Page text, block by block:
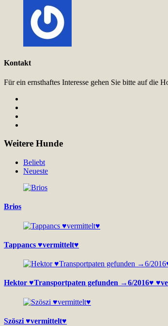
Kontakt
Für ein ernsthaftes Interesse gehen Sie bitte auf die
Weitere Hunde
Beliebt
Neueste
Brios
Tappancs ♥vermittelt♥
Hektor ♥Transportpaten gefunden →6/2016♥
Szöszi ♥vermittelt♥